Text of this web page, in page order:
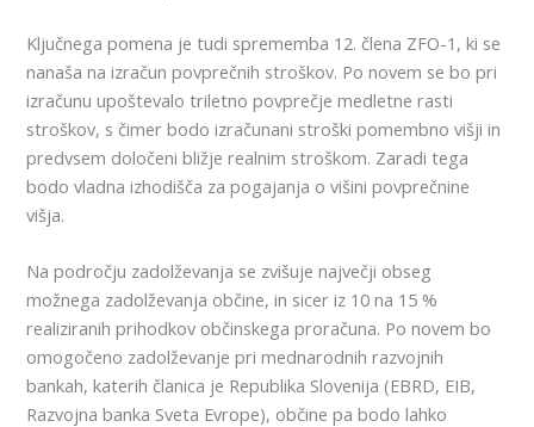
Ključnega pomena je tudi sprememba 12. člena ZFO-1, ki se
nanaša na izračun povprečnih stroškov. Po novem se bo pri
izračunu upoštevalo triletno povprečje medletne rasti
stroškov, s čimer bodo izračunani stroški pomembno višji in
predvsem določeni bližje realnim stroškom. Zaradi tega
bodo vladna izhodišča za pogajanja o višini povprečnine
višja.
Na področju zadolževanja se zvišuje največji obseg
možnega zadolževanja občine, in sicer iz 10 na 15 %
realiziranih prihodkov občinskega proračuna. Po novem bo
omogočeno zadolževanje pri mednarodnih razvojnih
bankah, katerih članica je Republika Slovenija (EBRD, EIB,
Razvojna banka Sveta Evrope), občine pa bodo lahko